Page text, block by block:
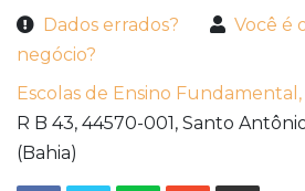
Dados errados?
Você é
negócio?
Escolas de Ensino
R B 43, 44570-001, Santo
(Bahia)